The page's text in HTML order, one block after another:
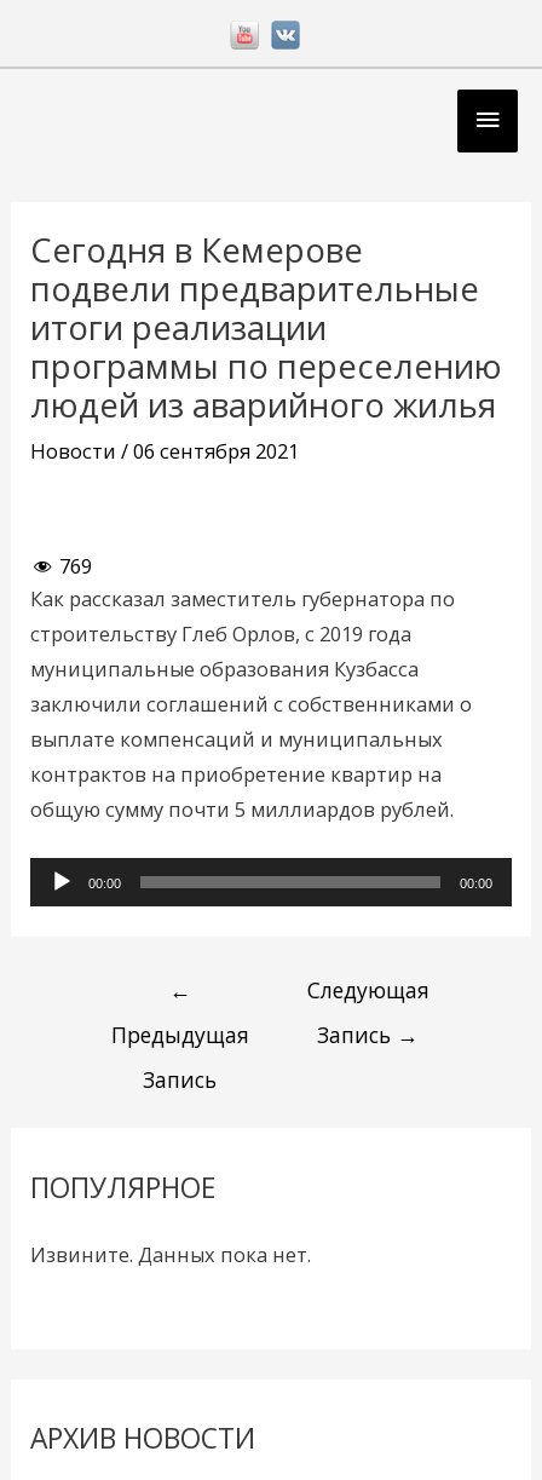
Сегодня в Кемерове
подвели предварительные
итоги реализации
программы по переселению
людей из аварийного жилья
Новости /06 сентября 2021
769
Как рассказал заместитель губернатора по
строительству Глеб Орлов, с 2019 года
муниципальные образования Кузбасса
заключили соглашений с собственниками о
выплате компенсаций и муниципальных
контрактов на приобретение квартир на
общую сумму почти 5 миллиардов рублей.
Аудиоплеер
00:00 00:00
записям
←
Предыдущая
Запись
Следующая
Запись →
ПОПУЛЯРНОЕ
Извините. Данных пока нет.
АРХИВ НОВОСТИ